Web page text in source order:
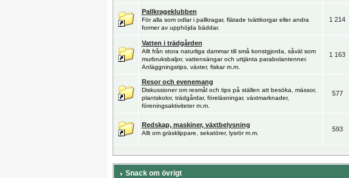
Pallkrageklubben
För alla som odlar i pallkragar, flätade tvättkorgar eller andra
former av upphöjda bäddar.
1 214
Vatten i trädgården
Allt från stora naturliga dammar till små konstgjorda, såväl som
murbruksbaljor, vattensängar och uttjänta parabolantenner.
Anläggningstips, växter, fiskar m.m.
1 163
Resor och evenemang
Diskussioner om resmål och tips på ställen att besöka, mässor,
plantskolor, trädgårdar, föreläsningar, växtmarknader,
föreningsaktiviteter m.m.
577
Redskap, maskiner, växtbelysning
Allt om gräsklippare, sekatörer, lysrör m.m.
593
Snack om övrigt